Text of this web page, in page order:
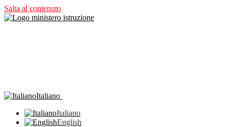
Salta al contenuto
Italiano
Italiano
English